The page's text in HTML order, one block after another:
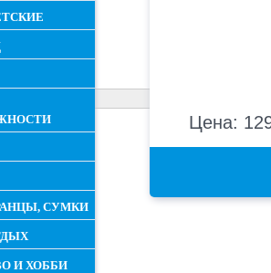
СУМКИ
И ХОББИ
Цена: